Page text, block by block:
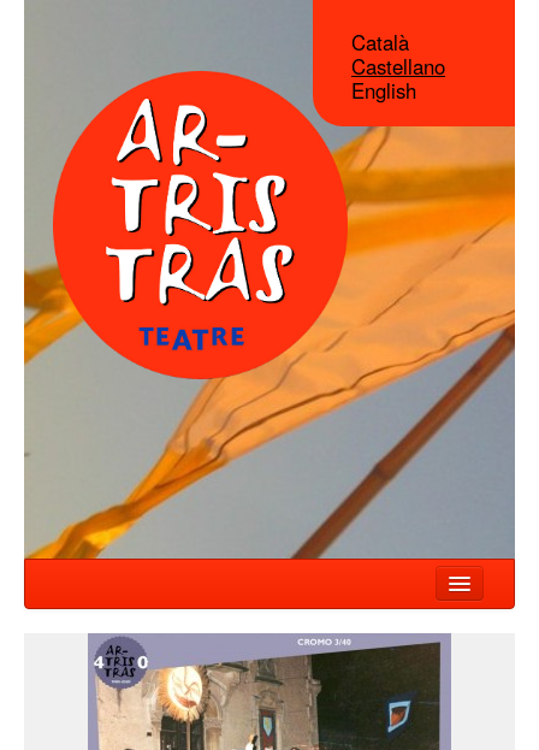
Català
Castellano
English
NOTÍCIAS
ESPECTÁCULOS